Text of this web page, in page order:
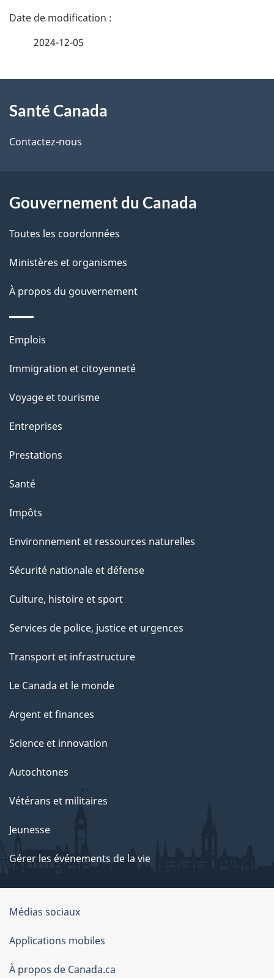
D
i
l
d
e
p
a
2024-12-05
propos
de
site
Santé Canada
Contactez-nous
Gouvernement du Canada
Toutes les coordonnées
Ministères et organismes
À propos du gouvernement
Thèmes
sujets
Emplois
Immigration et citoyenneté
Voyage et tourisme
Entreprises
Prestations
Santé
Impôts
Environnement et ressources naturelles
Sécurité nationale et défense
Culture, histoire et sport
Services de police, justice et urgences
Transport et infrastructure
Le Canada et le monde
Argent et finances
Science et innovation
Autochtones
Vétérans et militaires
Jeunesse
Gérer les événements de la vie
Organisation
du
gouvernement
du
Médias sociaux
Applications mobiles
À propos de Canada.ca